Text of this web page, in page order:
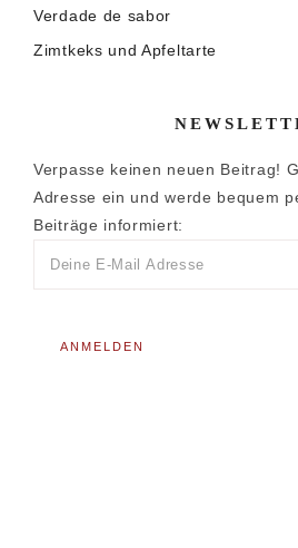
Verdade de sabor
Zimtkeks und Apfeltarte
Verpasse keinen neuen Beitrag!
Adresse ein und werde bequem
Beiträge informiert: